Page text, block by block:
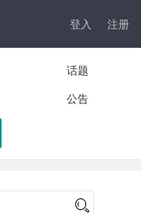
登入 注册
话题
公告